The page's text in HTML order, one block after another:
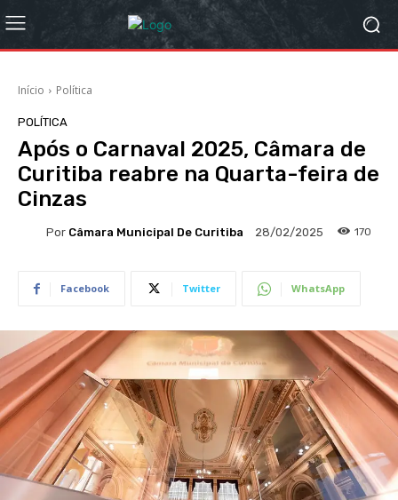
Início Política
POLÍTICA
Após o Carnaval 2025, Câmara de
Curitiba reabre na Quarta-feira de
Cinzas
Por Câmara Municipal De Curitiba 28/02/2025 170
Facebook Twitter WhatsApp